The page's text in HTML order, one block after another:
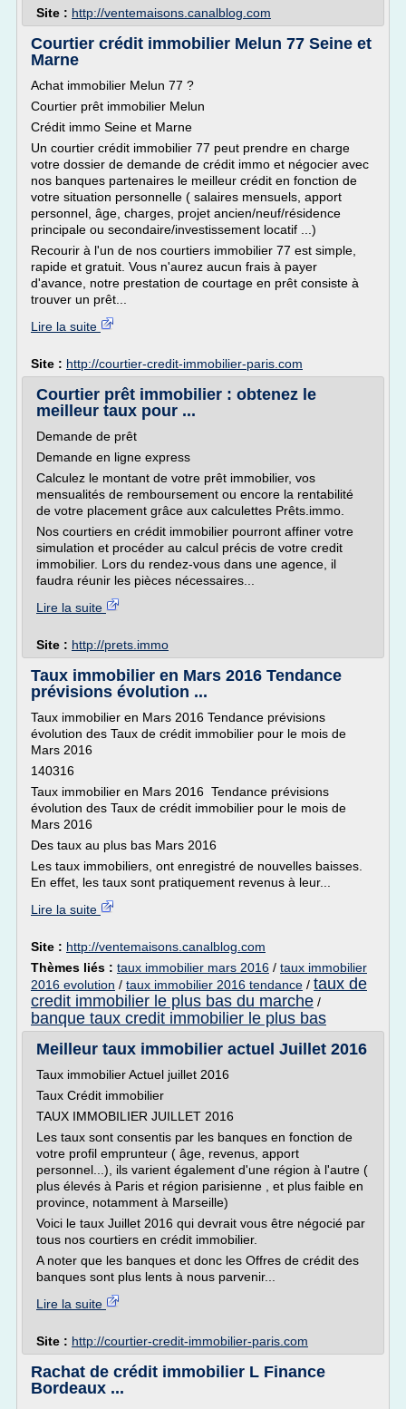
Site : http://ventemaisons.canalblog.com
Courtier crédit immobilier Melun 77 Seine et
Marne
Achat immobilier Melun 77 ?
Courtier prêt immobilier Melun
Crédit immo Seine et Marne
Un courtier crédit immobilier 77 peut prendre en charge
votre dossier de demande de crédit immo et négocier avec
nos banques partenaires le meilleur crédit en fonction de
votre situation personnelle ( salaires mensuels, apport
personnel, âge, charges, projet ancien/neuf/résidence
principale ou secondaire/investissement locatif ...)
Recourir à l'un de nos courtiers immobilier 77 est simple,
rapide et gratuit. Vous n'aurez aucun frais à payer
d'avance, notre prestation de courtage en prêt consiste à
trouver un prêt...
Lire la suite
Site : http://courtier-credit-immobilier-paris.com
Courtier prêt immobilier : obtenez le
meilleur taux pour ...
Demande de prêt
Demande en ligne express
Calculez le montant de votre prêt immobilier, vos
mensualités de remboursement ou encore la rentabilité
de votre placement grâce aux calculettes Prêts.immo.
Nos courtiers en crédit immobilier pourront affiner votre
simulation et procéder au calcul précis de votre credit
immobilier. Lors du rendez-vous dans une agence, il
faudra réunir les pièces nécessaires...
Lire la suite
Site : http://prets.immo
Taux immobilier en Mars 2016 Tendance
prévisions évolution ...
Taux immobilier en Mars 2016 Tendance prévisions
évolution des Taux de crédit immobilier pour le mois de
Mars 2016
140316
Taux immobilier en Mars 2016 Tendance prévisions
évolution des Taux de crédit immobilier pour le mois de
Mars 2016
Des taux au plus bas Mars 2016
Les taux immobiliers, ont enregistré de nouvelles baisses.
En effet, les taux sont pratiquement revenus à leur...
Lire la suite
Site : http://ventemaisons.canalblog.com
Thèmes liés : taux immobilier mars 2016 / taux immobilier
2016 evolution / taux immobilier 2016 tendance / taux de
credit immobilier le plus bas du marche /
banque taux credit immobilier le plus bas
Meilleur taux immobilier actuel Juillet 2016
Taux immobilier Actuel juillet 2016
Taux Crédit immobilier
TAUX IMMOBILIER JUILLET 2016
Les taux sont consentis par les banques en fonction de
votre profil emprunteur ( âge, revenus, apport
personnel...), ils varient également d'une région à l'autre (
plus élevés à Paris et région parisienne , et plus faible en
province, notamment à Marseille)
Voici le taux Juillet 2016 qui devrait vous être négocié par
tous nos courtiers en crédit immobilier.
A noter que les banques et donc les Offres de crédit des
banques sont plus lents à nous parvenir...
Lire la suite
Site : http://courtier-credit-immobilier-paris.com
Rachat de crédit immobilier L Finance
Bordeaux ...